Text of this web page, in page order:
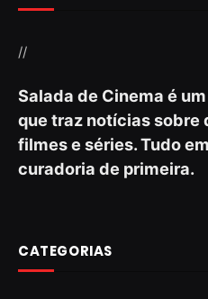
//
Salada de Cinema é
que traz notícias sobre
filmes e séries. Tudo
curadoria de primeira.
CATEGORIAS